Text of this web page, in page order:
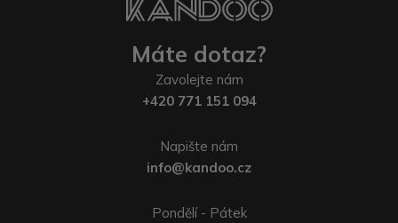
Máte dotaz?
Zavolejte nám
+420 771 151 094
Napište nám
info@kandoo.cz
Pondělí - Pátek